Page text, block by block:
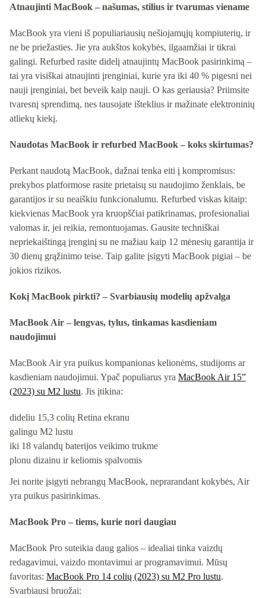
Atnaujinti MacBook – našumas, stilius ir tvarumas viename
MacBook yra vieni iš populiariausių nešiojamųjų kompiuterių, ir
ne be priežasties. Jie yra aukštos kokybės, ilgaamžiai ir tikrai
galingi. Refurbed rasite didelį atnaujintų MacBook pasirinkimą –
tai yra visiškai atnaujinti įrenginiai, kurie yra iki 40 % pigesni nei
nauji įrenginiai, bet beveik kaip nauji. O kas geriausia? Priimsite
tvaresnį sprendimą, nes tausojate išteklius ir mažinate elektroninių
atliekų kiekį.
Naudotas MacBook ir refurbed MacBook – koks skirtumas?
Perkant naudotą MacBook, dažnai tenka eiti į kompromisus:
prekybos platformose rasite prietaisų su naudojimo ženklais, be
garantijos ir su neaiškiu funkcionalumu. Refurbed viskas kitaip:
kiekvienas MacBook yra kruopščiai patikrinamas, profesionaliai
valomas ir, jei reikia, remontuojamas. Gausite techniškai
nepriekaištingą įrenginį su ne mažiau kaip 12 mėnesių garantija ir
30 dienų grąžinimo teise. Taip galite įsigyti MacBook pigiai – be
jokios rizikos.
Kokį MacBook pirkti? – Svarbiausių modelių apžvalga
MacBook Air – lengvas, tylus, tinkamas kasdieniam
naudojimui
MacBook Air yra puikus kompanionas kelionėms, studijoms ar
kasdieniam naudojimui. Ypač populiarus yra MacBook Air 15”
(2023) su M2 lustu. Jis įtikina:
dideliu 15,3 colių Retina ekranu
galingu M2 lustu
iki 18 valandų baterijos veikimo trukme
plonu dizainu ir keliomis spalvomis
Jei norite įsigyti nebrangų MacBook, neprarandant kokybės, Air
yra puikus pasirinkimas.
MacBook Pro – tiems, kurie nori daugiau
MacBook Pro suteikia daug galios – idealiai tinka vaizdų
redagavimui, vaizdo montavimui ar programavimui. Mūsų
favoritas: MacBook Pro 14 colių (2023) su M2 Pro lustu.
Svarbiausi bruožai: